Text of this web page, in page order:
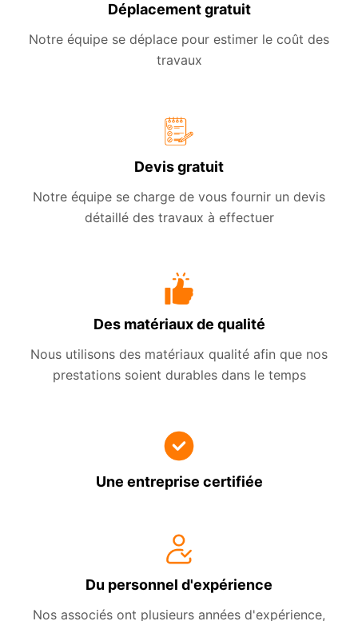
Déplacement gratuit
Notre équipe se déplace pour estimer le coût des
travaux
Devis gratuit
Notre équipe se charge de vous fournir un devis
détaillé des travaux à effectuer
Des matériaux de qualité
Nous utilisons des matériaux qualité afin que nos
prestations soient durables dans le temps
Une entreprise certifiée
Du personnel d'expérience
Nos associés ont plusieurs années d'expérience,